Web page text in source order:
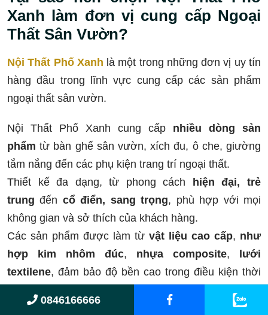
Xanh làm đơn vị cung cấp Ngoại
Thất Sân Vườn?
Nội Thất Phố Xanh là một trong những đơn vị uy tín
hàng đầu trong lĩnh vực cung cấp các sản phẩm
ngoại thất sân vườn.
Nội Thất Phố Xanh cung cấp nhiều dòng sản
phẩm từ bàn ghế sân vườn, xích đu, ô che, giường
tắm nắng đến các phụ kiện trang trí ngoại thất.
Thiết kế đa dạng, từ phong cách hiện đại, trẻ
trung đến cổ điển, sang trọng, phù hợp với mọi
không gian và sở thích của khách hàng.
Các sản phẩm được làm từ vật liệu cao cấp, như
hợp kim nhôm đúc, nhựa composite, lưới
textilene, đảm bảo độ bền cao trong điều kiện thời
Thông Tin Liên Hệ
Nội Thất Phố Xanh
0846166666